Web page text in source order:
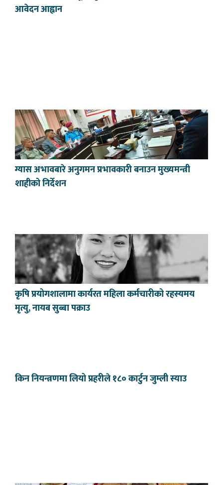
आवेदन आह्वान
ग्यास अभावबारे अनुगमन प्रभावकारी बनाउन मुख्यमन्त्री
शाहीको निर्देशन
कृषि प्रयोगशालामा कार्यरत महिला कर्मचारीको रहस्यमय
मृत्यु, नायब सुब्बा पक्राउ
किन नियन्त्रणमा लियो प्रहरीले १८० कार्टुन जुम्ली स्याउ